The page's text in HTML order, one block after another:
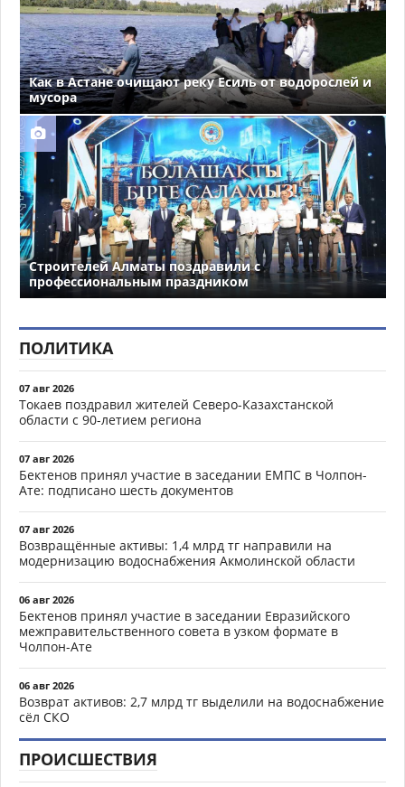
Как в Астане очищают реку Есиль от водорослей и
мусора
Строителей Алматы поздравили с
профессиональным праздником
ПОЛИТИКА
07 авг 2026
Токаев поздравил жителей Северо-Казахстанской
области с 90-летием региона
07 авг 2026
Бектенов принял участие в заседании ЕМПС в Чолпон-
Ате: подписано шесть документов
07 авг 2026
Возвращённые активы: 1,4 млрд тг направили на
модернизацию водоснабжения Акмолинской области
06 авг 2026
Бектенов принял участие в заседании Евразийского
межправительственного совета в узком формате в
Чолпон-Ате
06 авг 2026
Возврат активов: 2,7 млрд тг выделили на водоснабжение
сёл СКО
ПРОИСШЕСТВИЯ